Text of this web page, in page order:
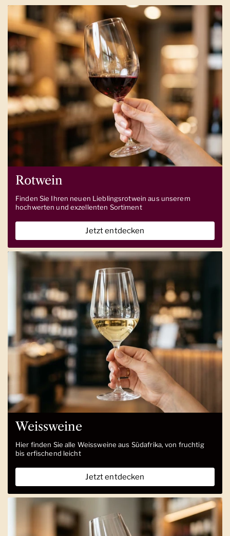
Rotwein
Finden Sie Ihren neuen Lieblingsrotwein aus unserem
hochwerten und exzellenten Sortiment
Jetzt entdecken
Weissweine
Hier finden Sie alle Weissweine aus Südafrika, von fruchtig
bis erfischend leicht
Jetzt entdecken